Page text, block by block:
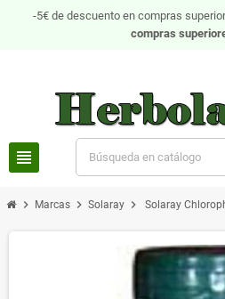
-5€ de descuento en compras
compras
view_headline
chevron_right Marcas chevron_right Solaray chevron_right Solaray